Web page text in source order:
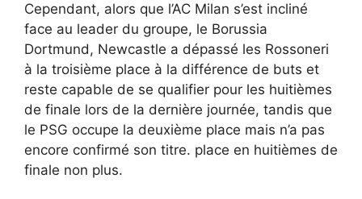
Cependant, alors que l’AC Milan s’est incliné
face au leader du groupe, le Borussia
Dortmund, Newcastle a dépassé les Rossoneri
à la troisième place à la différence de buts et
reste capable de se qualifier pour les huitièmes
de finale lors de la dernière journée, tandis que
le PSG occupe la deuxième place mais n’a pas
encore confirmé son titre. place en huitièmes de
finale non plus.